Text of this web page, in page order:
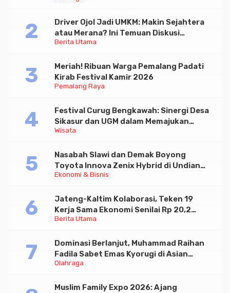
Berita Utama
Driver Ojol Jadi UMKM: Makin Sejahtera
atau Merana? Ini Temuan Diskusi
Paramadina
Pemalang Raya
Meriah! Ribuan Warga Pemalang Padati
Kirab Festival Kamir 2026
Wisata
Festival Curug Bengkawah: Sinergi Desa
Sikasur dan UGM dalam Memajukan
Wisata serta UMKM Lokal
Ekonomi & Bisnis
Nasabah Slawi dan Demak Boyong
Toyota Innova Zenix Hybrid di Undian
Tabungan Bima Bank Jateng
Berita Utama
Jateng-Kaltim Kolaborasi, Teken 19
Kerja Sama Ekonomi Senilai Rp 20,2
Triliun
Olahraga
Dominasi Berlanjut, Muhammad Raihan
Fadila Sabet Emas Kyorugi di Asian
Taekwondo Indonesia Open 2026
Muslim Family Expo 2026: Ajang